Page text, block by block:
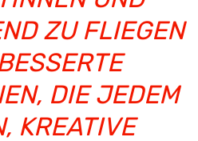
ZU FLIEGEN U
S
DIE JEDEM D
L